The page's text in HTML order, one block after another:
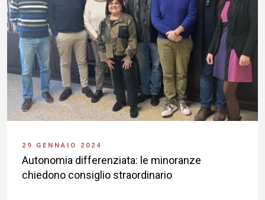
29 GENNAIO 2024
Autonomia differenziata: le minoranze
chiedono consiglio straordinario